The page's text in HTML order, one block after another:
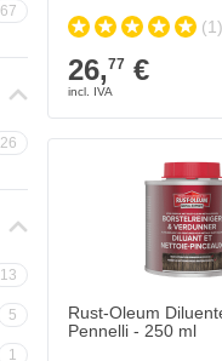
67
26
13
5
1
(1)
26,77€
Rust-Oleum
Pennelli - 250 ml